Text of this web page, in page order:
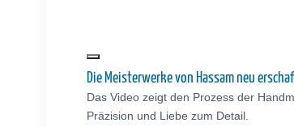
Die Meisterwerke von Hassam neu
Das Video zeigt den Prozess der
Präzision und Liebe zum Detail.